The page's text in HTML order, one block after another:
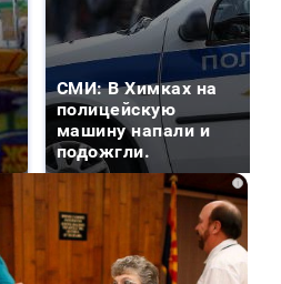
СМИ: В Химках на
полицейскую
машину напали и
подожгли.
i